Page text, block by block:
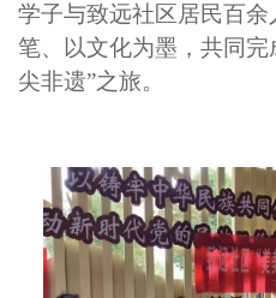
学子与致远社区居民百
笔、以文化为墨，共同完
尖非遗”之旅。